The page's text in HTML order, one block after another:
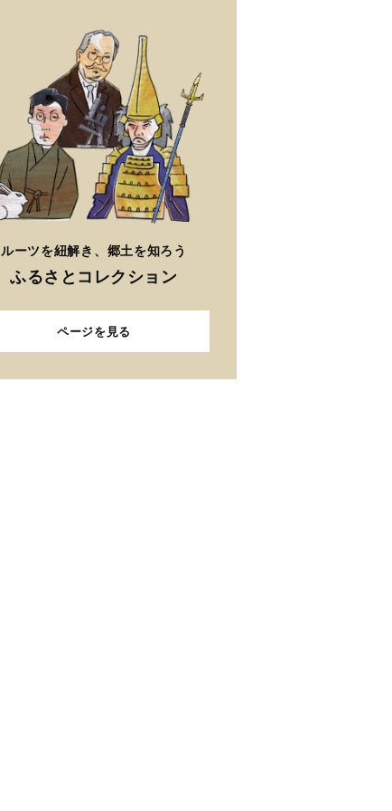
ルーツを紐解き、郷土を知ろう
ふるさとコレクション
ページを見る